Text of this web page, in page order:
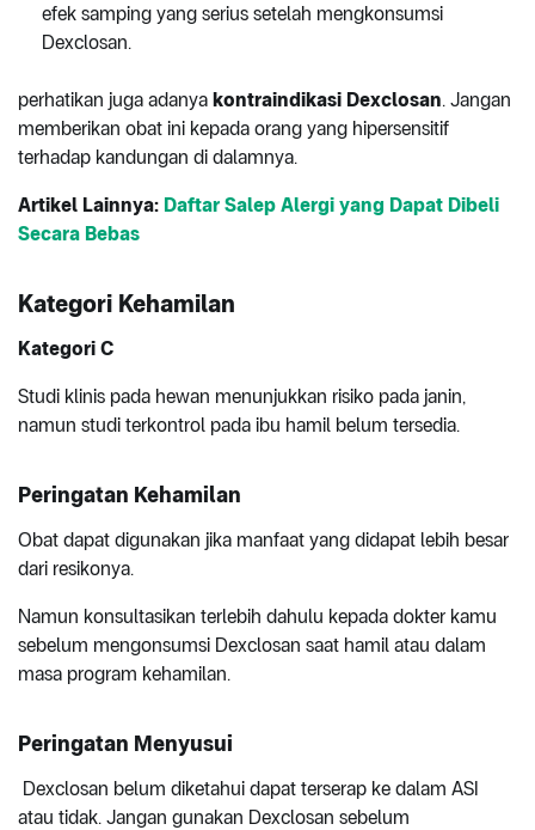
efek samping yang serius setelah mengkonsumsi
Dexclosan.
perhatikan juga adanya kontraindikasi Dexclosan. Jangan
memberikan obat ini kepada orang yang hipersensitif
terhadap kandungan di dalamnya.
Artikel Lainnya: Daftar Salep Alergi yang Dapat Dibeli
Secara Bebas
Kategori Kehamilan
Kategori C
Studi klinis pada hewan menunjukkan risiko pada janin,
namun studi terkontrol pada ibu hamil belum tersedia.
Peringatan Kehamilan
Obat dapat digunakan jika manfaat yang didapat lebih besar
dari resikonya.
Namun konsultasikan terlebih dahulu kepada dokter kamu
sebelum mengonsumsi Dexclosan saat hamil atau dalam
masa program kehamilan.
Peringatan Menyusui
Dexclosan belum diketahui dapat terserap ke dalam ASI
atau tidak. Jangan gunakan Dexclosan sebelum